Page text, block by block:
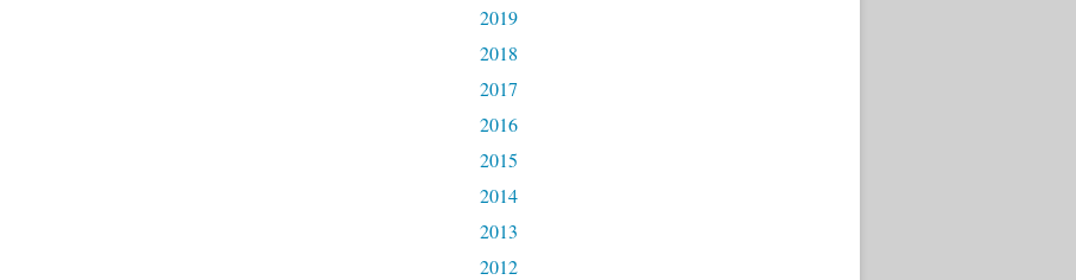
2019
2018
2017
2016
2015
2014
2013
2012